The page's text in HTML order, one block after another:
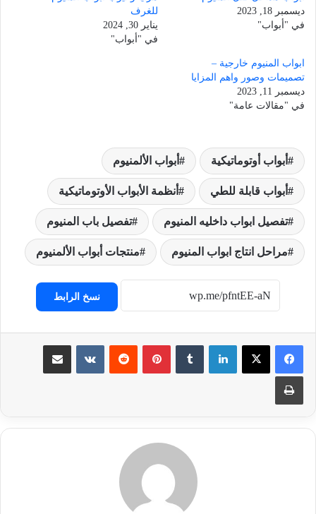
ديسمبر 18, 2023
في "أبواب"
للغرف
يناير 30, 2024
في "أبواب"
ابواب المنيوم خارجية –
تصميمات وصور واهم المزايا
ديسمبر 11, 2023
في "مقالات عامة"
أبواب أوتوماتيكية أبواب الألمنيوم
أبواب قابلة للطي أنظمة الأبواب الأوتوماتيكية
تفصيل ابواب داخليه المنيوم تفصيل باب المنيوم
مراحل انتاج ابواب المنيوم منتجات أبواب الألمنيوم
نسخ الرابط
لينكدإن بينتيريست